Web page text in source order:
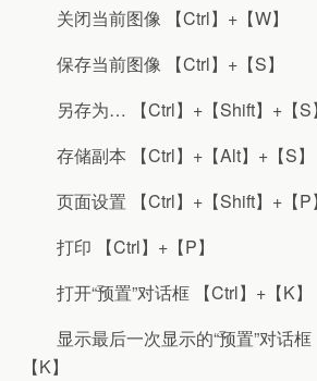
关闭当前图像 【Ctrl】+【W】
保存当前图像 【Ctrl】+【S】
另存为… 【Ctrl】+【Shift】+【S】
存储副本 【Ctrl】+【Alt】+【S】
页面设置 【Ctrl】+【Shift】+【P】
打印 【Ctrl】+【P】
打开“预置”对话框 【Ctrl】+【K】
显示最后一次显示的“预置”对话框
【K】